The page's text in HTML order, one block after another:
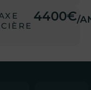
4400€/